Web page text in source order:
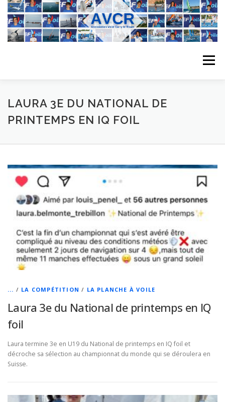
Aller
contenu
Menu
ACCUEIL L’ASSOCIATION ACTIVITÉS DU CLUB
REGATES
PLANNING DES COURS REVUES DE PRESSE
LAURA 3E DU NATIONAL DE
PRINTEMPS EN IQ FOIL
... / LA COMPÉTITION / LA PLANCHE À VOILE
Laura 3e du National de printemps en IQ
foil
Laura termine 3e en U19 du National de printemps en IQ foil et
décroche sa sélection au championnat du monde qui se déroulera en
Suisse.